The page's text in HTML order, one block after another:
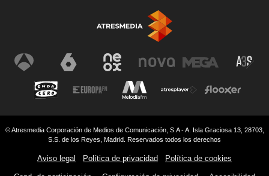
© Atresmedia Corporación de Medios de Comunicación, S.A - A. Isla Graciosa 13, 28703,
S.S. de los Reyes, Madrid. Reservados todos los derechos
Aviso legal Política de privacidad Política de cookies